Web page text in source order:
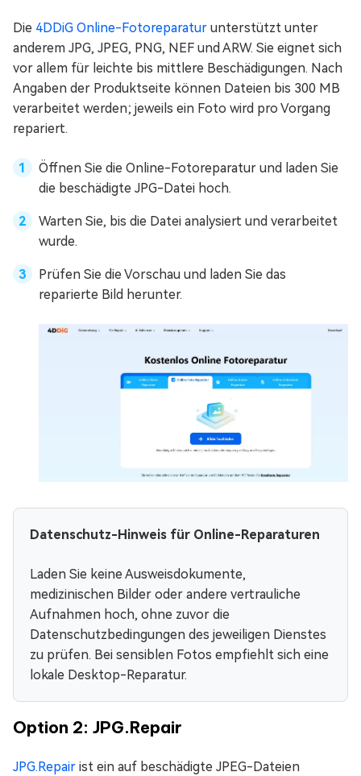
Die 4DDiG Online-Fotoreparatur unterstützt unter
anderem JPG, JPEG, PNG, NEF und ARW. Sie eignet sich
vor allem für leichte bis mittlere Beschädigungen. Nach
Angaben der Produktseite können Dateien bis 300 MB
verarbeitet werden; jeweils ein Foto wird pro Vorgang
repariert.
Öffnen Sie die Online-Fotoreparatur und laden Sie
die beschädigte JPG-Datei hoch.
Warten Sie, bis die Datei analysiert und verarbeitet
wurde.
Prüfen Sie die Vorschau und laden Sie das
reparierte Bild herunter.
Datenschutz-Hinweis für Online-Reparaturen
Laden Sie keine Ausweisdokumente,
medizinischen Bilder oder andere vertrauliche
Aufnahmen hoch, ohne zuvor die
Datenschutzbedingungen des jeweiligen Dienstes
zu prüfen. Bei sensiblen Fotos empfiehlt sich eine
lokale Desktop-Reparatur.
Option 2: JPG.Repair
JPG.Repair ist ein auf beschädigte JPEG-Dateien